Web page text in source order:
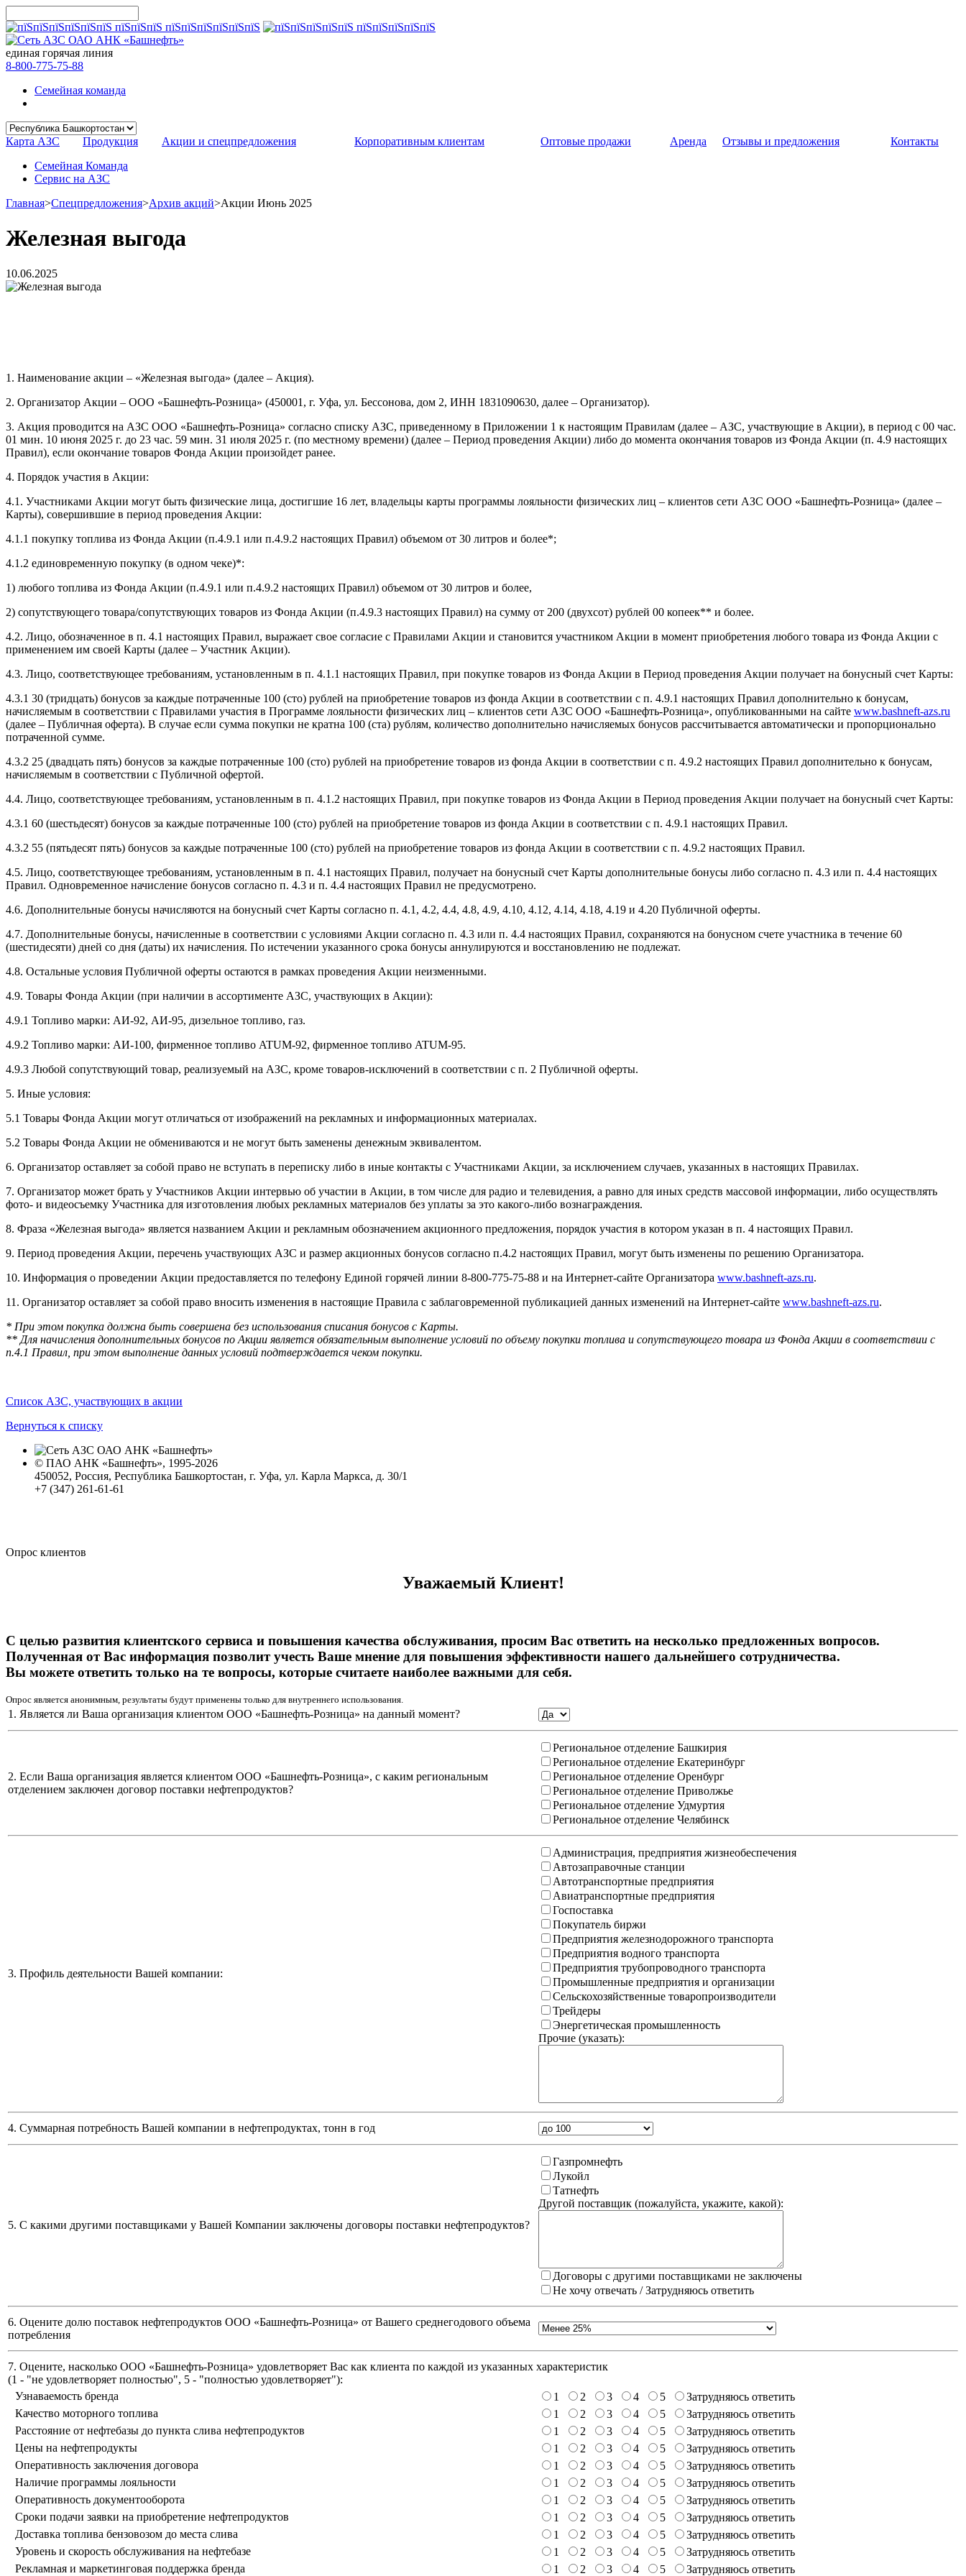
единая горячая линия
8-800-775-75-88
Семейная команда
Карта АЗС Продукция Акции и спецпредложения Корпоративным клиентам Оптовые продажи Аренда Отзывы и предложения
Контакты
Семейная Команда
Сервис на АЗС
Главная>Спецпредложения>Архив акций>Акции Июнь 2025
Железная выгода
10.06.2025
1. Наименование акции – «Железная выгода» (далее – Акция).
2. Организатор Акции – ООО «Башнефть-Розница» (450001, г. Уфа, ул. Бессонова, дом 2, ИНН 1831090630, далее – Организатор).
3. Акция проводится на АЗС ООО «Башнефть-Розница» согласно списку АЗС, приведенному в Приложении 1 к настоящим Правилам (далее – АЗС, участвующие в Акции), в период с 00 час.
01 мин. 10 июня 2025 г. до 23 час. 59 мин. 31 июля 2025 г. (по местному времени) (далее – Период проведения Акции) либо до момента окончания товаров из Фонда Акции (п. 4.9 настоящих
Правил), если окончание товаров Фонда Акции произойдет ранее.
4. Порядок участия в Акции:
4.1. Участниками Акции могут быть физические лица, достигшие 16 лет, владельцы карты программы лояльности физических лиц – клиентов сети АЗС ООО «Башнефть-Розница» (далее –
Карты), совершившие в период проведения Акции:
4.1.1 покупку топлива из Фонда Акции (п.4.9.1 или п.4.9.2 настоящих Правил) объемом от 30 литров и более*;
4.1.2 единовременную покупку (в одном чеке)*:
1) любого топлива из Фонда Акции (п.4.9.1 или п.4.9.2 настоящих Правил) объемом от 30 литров и более,
2) сопутствующего товара/сопутствующих товаров из Фонда Акции (п.4.9.3 настоящих Правил) на сумму от 200 (двухсот) рублей 00 копеек** и более.
4.2. Лицо, обозначенное в п. 4.1 настоящих Правил, выражает свое согласие с Правилами Акции и становится участником Акции в момент приобретения любого товара из Фонда Акции с
применением им своей Карты (далее – Участник Акции).
4.3. Лицо, соответствующее требованиям, установленным в п. 4.1.1 настоящих Правил, при покупке товаров из Фонда Акции в Период проведения Акции получает на бонусный счет Карты:
4.3.1 30 (тридцать) бонусов за каждые потраченные 100 (сто) рублей на приобретение товаров из фонда Акции в соответствии с п. 4.9.1 настоящих Правил дополнительно к бонусам,
начисляемым в соответствии с Правилами участия в Программе лояльности физических лиц – клиентов сети АЗС ООО «Башнефть-Розница», опубликованными на сайте www.bashneft-azs.ru
(далее – Публичная оферта). В случае если сумма покупки не кратна 100 (ста) рублям, количество дополнительно начисляемых бонусов рассчитывается автоматически и пропорционально
потраченной сумме.
4.3.2 25 (двадцать пять) бонусов за каждые потраченные 100 (сто) рублей на приобретение товаров из фонда Акции в соответствии с п. 4.9.2 настоящих Правил дополнительно к бонусам,
начисляемым в соответствии с Публичной офертой.
4.4. Лицо, соответствующее требованиям, установленным в п. 4.1.2 настоящих Правил, при покупке товаров из Фонда Акции в Период проведения Акции получает на бонусный счет Карты:
4.3.1 60 (шестьдесят) бонусов за каждые потраченные 100 (сто) рублей на приобретение товаров из фонда Акции в соответствии с п. 4.9.1 настоящих Правил.
4.3.2 55 (пятьдесят пять) бонусов за каждые потраченные 100 (сто) рублей на приобретение товаров из фонда Акции в соответствии с п. 4.9.2 настоящих Правил.
4.5. Лицо, соответствующее требованиям, установленным в п. 4.1 настоящих Правил, получает на бонусный счет Карты дополнительные бонусы либо согласно п. 4.3 или п. 4.4 настоящих
Правил. Одновременное начисление бонусов согласно п. 4.3 и п. 4.4 настоящих Правил не предусмотрено.
4.6. Дополнительные бонусы начисляются на бонусный счет Карты согласно п. 4.1, 4.2, 4.4, 4.8, 4.9, 4.10, 4.12, 4.14, 4.18, 4.19 и 4.20 Публичной оферты.
4.7. Дополнительные бонусы, начисленные в соответствии с условиями Акции согласно п. 4.3 или п. 4.4 настоящих Правил, сохраняются на бонусном счете участника в течение 60
(шестидесяти) дней со дня (даты) их начисления. По истечении указанного срока бонусы аннулируются и восстановлению не подлежат.
4.8. Остальные условия Публичной оферты остаются в рамках проведения Акции неизменными.
4.9. Товары Фонда Акции (при наличии в ассортименте АЗС, участвующих в Акции):
4.9.1 Топливо марки: АИ-92, АИ-95, дизельное топливо, газ.
4.9.2 Топливо марки: АИ-100, фирменное топливо ATUM-92, фирменное топливо ATUM-95.
4.9.3 Любой сопутствующий товар, реализуемый на АЗС, кроме товаров-исключений в соответствии с п. 2 Публичной оферты.
5. Иные условия:
5.1 Товары Фонда Акции могут отличаться от изображений на рекламных и информационных материалах.
5.2 Товары Фонда Акции не обмениваются и не могут быть заменены денежным эквивалентом.
6. Организатор оставляет за собой право не вступать в переписку либо в иные контакты с Участниками Акции, за исключением случаев, указанных в настоящих Правилах.
7. Организатор может брать у Участников Акции интервью об участии в Акции, в том числе для радио и телевидения, а равно для иных средств массовой информации, либо осуществлять
фото- и видеосъемку Участника для изготовления любых рекламных материалов без уплаты за это какого-либо вознаграждения.
8. Фраза «Железная выгода» является названием Акции и рекламным обозначением акционного предложения, порядок участия в котором указан в п. 4 настоящих Правил.
9. Период проведения Акции, перечень участвующих АЗС и размер акционных бонусов согласно п.4.2 настоящих Правил, могут быть изменены по решению Организатора.
10. Информация о проведении Акции предоставляется по телефону Единой горячей линии 8-800-775-75-88 и на Интернет-сайте Организатора www.bashneft-azs.ru.
11. Организатор оставляет за собой право вносить изменения в настоящие Правила с заблаговременной публикацией данных изменений на Интернет-сайте www.bashneft-azs.ru.
* При этом покупка должна быть совершена без использования списания бонусов с Карты.
** Для начисления дополнительных бонусов по Акции является обязательным выполнение условий по объему покупки топлива и сопутствующего товара из Фонда Акции в соответствии с
п.4.1 Правил, при этом выполнение данных условий подтверждается чеком покупки.
Список АЗС, участвующих в акции
Вернуться к списку
© ПАО АНК «Башнефть», 1995-2026
450052, Россия, Республика Башкортостан, г. Уфа, ул. Карла Маркса, д. 30/1
+7 (347) 261-61-61
Опрос клиентов
Уважаемый Клиент!
С целью развития клиентского сервиса и повышения качества обслуживания, просим Вас ответить на несколько предложенных вопросов.
Полученная от Вас информация позволит учесть Ваше мнение для повышения эффективности нашего дальнейшего сотрудничества.
Вы можете ответить только на те вопросы, которые считаете наиболее важными для себя.
Опрос является анонимным, результаты будут применены только для внутреннего использования.
1. Является ли Ваша организация клиентом ООО «Башнефть-Розница» на данный момент?
2. Если Ваша организация является клиентом ООО «Башнефть-Розница», с каким региональным
отделением заключен договор поставки нефтепродуктов?
Региональное отделение Башкирия
Региональное отделение Екатеринбург
Региональное отделение Оренбург
Региональное отделение Приволжье
Региональное отделение Удмуртия
Региональное отделение Челябинск
3. Профиль деятельности Вашей компании:
Администрация, предприятия жизнеобеспечения
Автозаправочные станции
Автотранспортные предприятия
Авиатранспортные предприятия
Госпоставка
Покупатель биржи
Предприятия железнодорожного транспорта
Предприятия водного транспорта
Предприятия трубопроводного транспорта
Промышленные предприятия и организации
Сельскохозяйственные товаропроизводители
Трейдеры
Энергетическая промышленность
Прочие (указать):
4. Суммарная потребность Вашей компании в нефтепродуктах, тонн в год
5. С какими другими поставщиками у Вашей Компании заключены договоры поставки нефтепродуктов?
Газпромнефть
Лукойл
Татнефть
Другой поставщик (пожалуйста, укажите, какой):
Договоры с другими поставщиками не заключены
Не хочу отвечать / Затрудняюсь ответить
6. Оцените долю поставок нефтепродуктов ООО «Башнефть-Розница» от Вашего среднегодового объема
потребления
7. Оцените, насколько ООО «Башнефть-Розница» удовлетворяет Вас как клиента по каждой из указанных характеристик
(1 - "не удовлетворяет полностью", 5 - "полностью удовлетворяет"):
Узнаваемость бренда
1 2 3 4 5
Затрудняюсь ответить
Качество моторного топлива
1 2 3 4 5
Затрудняюсь ответить
Расстояние от нефтебазы до пункта слива нефтепродуктов
1 2 3 4 5
Затрудняюсь ответить
Цены на нефтепродукты
1 2 3 4 5
Затрудняюсь ответить
Оперативность заключения договора
1 2 3 4 5
Затрудняюсь ответить
Наличие программы лояльности
1 2 3 4 5
Затрудняюсь ответить
Оперативность документооборота
1 2 3 4 5
Затрудняюсь ответить
Сроки подачи заявки на приобретение нефтепродуктов
1 2 3 4 5
Затрудняюсь ответить
Доставка топлива бензовозом до места слива
1 2 3 4 5
Затрудняюсь ответить
Уровень и скорость обслуживания на нефтебазе
1 2 3 4 5
Затрудняюсь ответить
Рекламная и маркетинговая поддержка бренда
1 2 3 4 5 Затрудняюсь ответить